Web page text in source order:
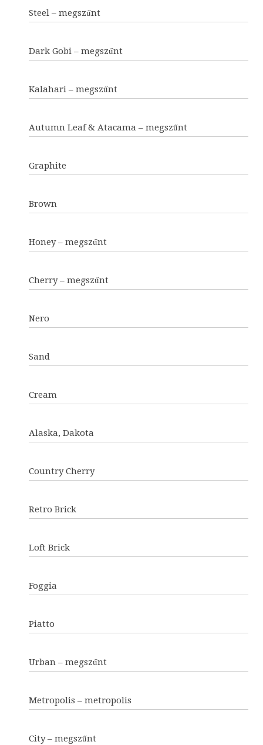
Steel – megszűnt
Dark Gobi – megszűnt
Kalahari – megszűnt
Autumn Leaf & Atacama – megszűnt
Graphite
Brown
Honey – megszűnt
Cherry – megszűnt
Nero
Sand
Cream
Alaska, Dakota
Country Cherry
Retro Brick
Loft Brick
Foggia
Piatto
Urban – megszűnt
Metropolis – metropolis
City – megszűnt